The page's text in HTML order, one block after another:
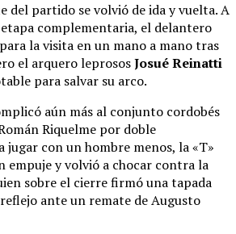
del partido se volvió de ida y vuelta. A
complementaria, el delantero
la visita en un mano a mano tras
el arquero leprososJosué Reinatti
para salvar su arco.
aún más al conjunto cordobés
Riquelme por doble
jugar con un hombre menos, la «T»
empuje y volvió a chocar contra la
sobre el cierre firmó una tapada
ante un remate de Augusto